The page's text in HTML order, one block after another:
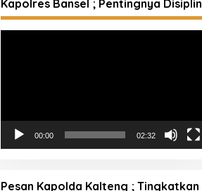
Kapolres Bansel ; Pentingnya Disiplin
00:00 02:32
Pesan Kapolda Kalteng ; Tingkatkan